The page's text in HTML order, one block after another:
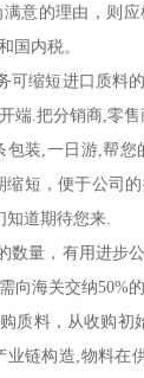
意的理由，则
国内税。
可缩短进口质料
端.把分销商,零
包装,一日游,帮您
短，便于公司
道期待您来.
数量，有用进步
向海关交纳50%
质料，从收购初
业链构造,物料在